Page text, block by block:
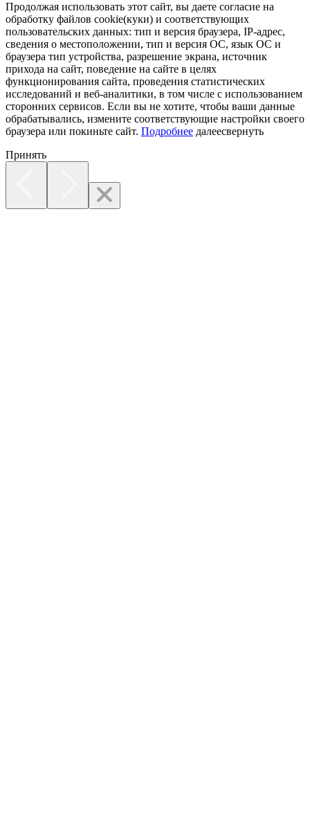
Продолжая использовать этот сайт, вы даете согласие на
обработку файлов cookie(куки) и соответствующих
пользовательских данных: тип и версия браузера, IP-адрес,
сведения о местоположении, тип и версия ОС, язык ОС и
браузера тип устройства, разрешение экрана, источник
прихода на сайт, поведение на сайте в целях
функционирования сайта, проведения статистических
исследований и веб-аналитики, в том числе с использованием
сторонних сервисов. Если вы не хотите, чтобы ваши данные
обрабатывались, измените соответствующие настройки своего
браузера или покиньте сайт. Подробнее далеесвернуть
Принять